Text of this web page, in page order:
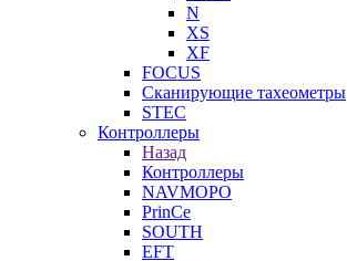
N
XS
XF
FOCUS
Сканирующие тахеометры
STEC
Контроллеры
Назад
Контроллеры
NAVMOPO
PrinCe
SOUTH
EFT